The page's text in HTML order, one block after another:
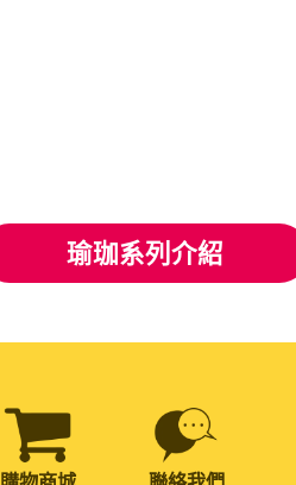
瑜珈系列介紹